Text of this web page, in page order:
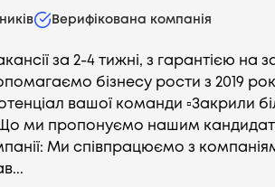
Верифікована компанія
за 2-4 тижні, з гарантією на
бізнесу рости з 2019
вашої команди ▫️Закрили
Що ми пропонуємо нашим
Ми співпрацюємо з